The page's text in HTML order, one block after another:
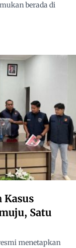
berada di
Kasus
Satu
menetapkan